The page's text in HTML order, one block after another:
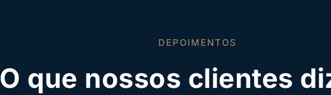
DEPOIMENTOS
O que nossos clientes